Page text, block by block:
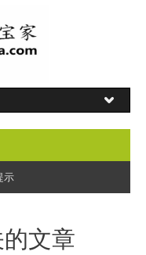
示
文章